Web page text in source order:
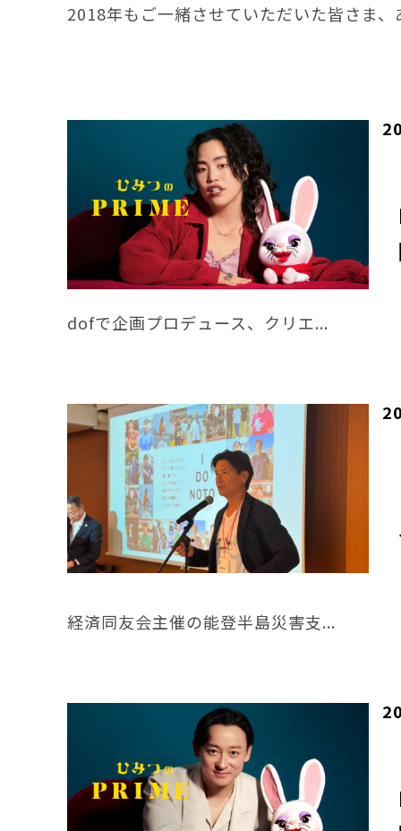
2018年もご一緒させていただいた皆さま
dofで企画プロデュース、クリエ...
経済同友会主催の能登半島災害支...